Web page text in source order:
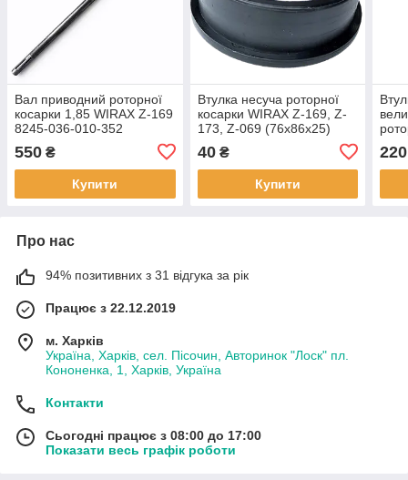
Вал приводний роторної
косарки 1,85 WIRAX Z-169
8245-036-010-352
550 ₴
Купити
Втулка несуча роторної
косарки WIRAX Z-169, Z-
173, Z-069 (76х86х25)
40₴
Купити
220
Про нас
94% позитивних з 31 відгука за рік
Працює з 22.12.2019
м. Харків
Україна, Харків, сел. Пісочин, Авторинок "Лоск" пл.
Кононенка, 1, Харків, Україна
Контакти
Сьогодні працює з 08:00 до 17:00
Показати весь графік роботи